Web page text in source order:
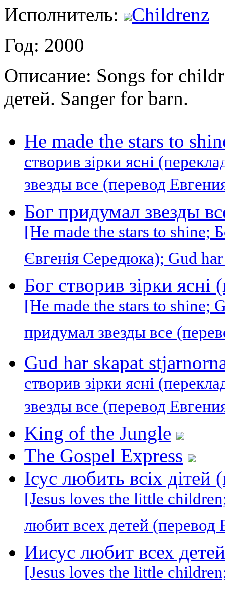
Исполнитель:
Childrenz
Год: 2000
Описание: Songs for
детей. Sanger for barn.
He made the stars to
створив зірки ясні
звезды все (перевод
Бог придумал звезды
[He made the stars to shine;
Євгенія Середюка); Gud
Бог створив зірки
[He made the stars to shine;
придумал звезды все
Gud har skapat
створив зірки ясні
звезды все (перевод
King of the Jungle
The Gospel Express
Ісус любить всіх
[Jesus loves the little
любит всех детей
Иисус любит всех
[Jesus loves the little